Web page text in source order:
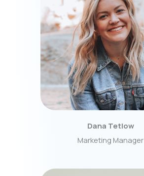
Dana Tetlow
Marketing Manager